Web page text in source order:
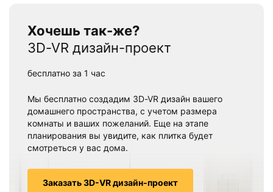
Хочешь так-же?
3D-VR дизайн-проект
бесплатно за 1 час
Мы бесплатно создадим 3D-VR дизайн вашего
домашнего пространства, с учетом размера
комнаты и ваших пожеланий. Еще на этапе
планирования вы увидите, как плитка будет
смотреться у вас дома.
Заказать 3D-VR дизайн-проект